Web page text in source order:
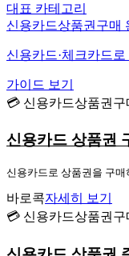
대표 카테고리
신용카드상품권구매
신용카드·체크카드
가이드 보기
💳 신용카드상품권구
신용카드 상품권
신용카드로 상품권을 구
바로콕자세히 보기
💳 신용카드상품권구